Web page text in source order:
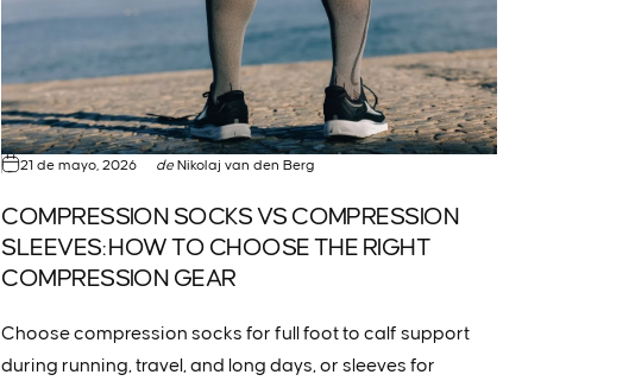
21 de mayo, 2026 deNikolaj van den Berg
COMPRESSION SOCKS VS COMPRESSION
SLEEVES: HOW TO CHOOSE THE RIGHT
COMPRESSION GEAR
Choose compression socks for full foot to calf support
during running, travel, and long days, or sleeves for